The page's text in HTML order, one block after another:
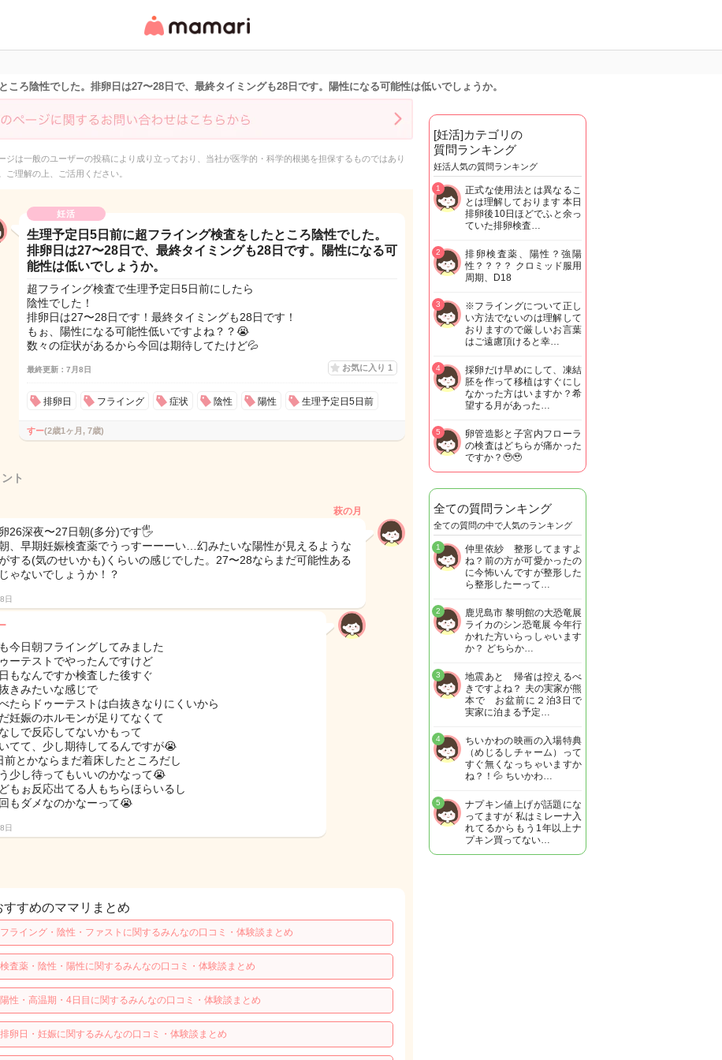
リ・情報サイト
ろ陰性でした。排卵日は27〜28日で、最終タイミングも28日です。陽性になる可能性は低いでしょうか。
ジは一般のユーザーの投稿により成り立っており、当社が医学的・科学的根拠を担保するものではあり
ご理解の上、ご活用ください。
妊活
生理予定日5日前に超フライング検査をしたところ陰性でした。
排卵日は27〜28日で、最終タイミングも28日です。陽性になる可
能性は低いでしょうか。
超フライング検査で生理予定日5日前にしたら
陰性でした！
排卵日は27〜28日です！最終タイミングも28日です！
もぉ、陽性になる可能性低いですよね？？😭
数々の症状があるから今回は期待してたけど💦
最終更新：7月8日 お気に入り 1
排卵日 フライング 症状 陰性 陽性 生理予定日5日前
すー(2歳1ヶ月, 7歳)
ト
萩の月
26深夜〜27日朝(多分)です🖐️
、早期妊娠検査薬でうっすーーーい…幻みたいな陽性が見えるような
する(気のせいかも)くらいの感じでした。27〜28ならまだ可能性ある
ゃないでしょうか！？
日
今日朝フライングしてみました
ゥーテストでやったんですけど
もなんですか検査した後すぐ
きみたいな感じで
たらドゥーテストは白抜きなりにくいから
妊娠のホルモンが足りてなくて
しで反応してないかもって
てて、少し期待してるんですが😭
前とかならまだ着床したところだし
少し待ってもいいのかなって😭
もぉ反応出てる人もちらほらいるし
もダメなのかなーって😭
日
すすめのママリまとめ
フライング・陰性・ファストに関するみんなの口コミ・体験談まとめ
検査薬・陰性・陽性に関するみんなの口コミ・体験談まとめ
陽性・高温期・4日目に関するみんなの口コミ・体験談まとめ
排卵日・妊娠に関するみんなの口コミ・体験談まとめ
[妊活]カテゴリの
質問ランキング
妊活人気の質問ランキング
正式な使用法とは異なるこ
とは理解しております 本日
排卵後10日ほどでふと余っ
ていた排卵検査…
1
排卵検査薬、陽性？強陽
性？？？？ クロミッド服用
周期、D18
2
※フライングについて正し
い方法でないのは理解して
おりますので厳しいお言葉
はご遠慮頂けると幸…
3
採卵だけ早めにして、凍結
胚を作って移植はすぐにし
なかった方はいますか？希
望する月があった…
4
卵管造影と子宮内フローラ
の検査はどちらが痛かった
ですか？🥹🥹
5
全ての質問ランキング
全ての質問の中で人気のランキング
仲里依紗 整形してますよ
ね？前の方が可愛かったの
に今怖いんですが整形した
ら整形したーって…
1
鹿児島市 黎明館の大恐竜展
ライカのシン恐竜展 今年行
かれた方いらっしゃいます
か？ どちらか…
2
地震あと 帰省は控えるべ
きですよね？ 夫の実家が熊
本で お盆前に２泊3日で
実家に泊まる予定…
3
ちいかわの映画の入場特典
（めじるしチャーム）って
すぐ無くなっちゃいますか
ね？！💦 ちいかわ…
4
ナプキン値上げが話題にな
ってますが 私はミレーナ入
れてるからもう1年以上ナ
プキン買ってない…
5